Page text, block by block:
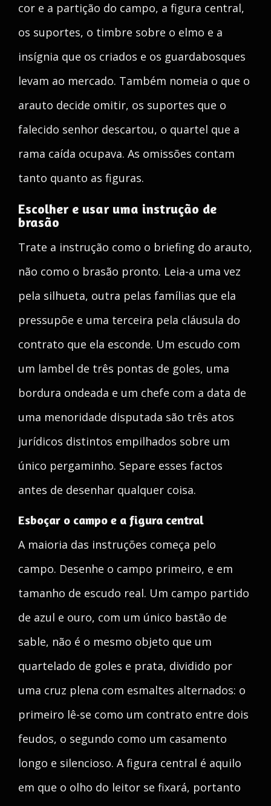
cor e a partição do campo, a figura central,
os suportes, o timbre sobre o elmo e a
insígnia que os criados e os guardabosques
levam ao mercado. Também nomeia o que o
arauto decide omitir, os suportes que o
falecido senhor descartou, o quartel que a
rama caída ocupava. As omissões contam
tanto quanto as figuras.
Escolher e usar uma instrução de
brasão
Trate a instrução como o briefing do arauto,
não como o brasão pronto. Leia-a uma vez
pela silhueta, outra pelas famílias que ela
pressupõe e uma terceira pela cláusula do
contrato que ela esconde. Um escudo com
um lambel de três pontas de goles, uma
bordura ondeada e um chefe com a data de
uma menoridade disputada são três atos
jurídicos distintos empilhados sobre um
único pergaminho. Separe esses factos
antes de desenhar qualquer coisa.
Esboçar o campo e a figura central
A maioria das instruções começa pelo
campo. Desenhe o campo primeiro, e em
tamanho de escudo real. Um campo partido
de azul e ouro, com um único bastão de
sable, não é o mesmo objeto que um
quartelado de goles e prata, dividido por
uma cruz plena com esmaltes alternados: o
primeiro lê-se como um contrato entre dois
feudos, o segundo como um casamento
longo e silencioso. A figura central é aquilo
em que o olho do leitor se fixará, portanto